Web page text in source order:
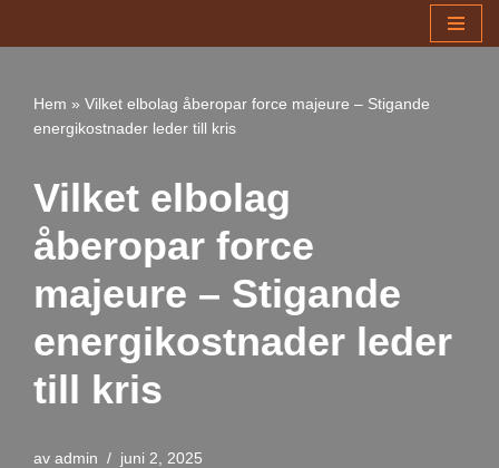
innehåll
Hem » Vilket elbolag åberopar force majeure – Stigande
energikostnader leder till kris
Vilket elbolag
åberopar force
majeure – Stigande
energikostnader leder
till kris
av admin juni 2, 2025